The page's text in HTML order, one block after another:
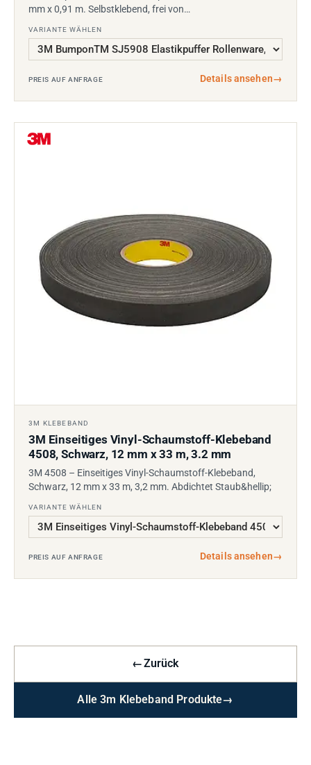
mm x 0,91 m. Selbstklebend, frei von…
VARIANTE WÄHLEN
PREIS AUF ANFRAGE Details ansehen→
3M KLEBEBAND
3M Einseitiges Vinyl-Schaumstoff-Klebeband
4508, Schwarz, 12 mm x 33 m, 3.2 mm
3M 4508 – Einseitiges Vinyl-Schaumstoff-Klebeband,
Schwarz, 12 mm x 33 m, 3,2 mm. Abdichtet Staub&hellip;
VARIANTE WÄHLEN
PREIS AUF ANFRAGE Details ansehen→
←Zurück
Alle 3m Klebeband Produkte→